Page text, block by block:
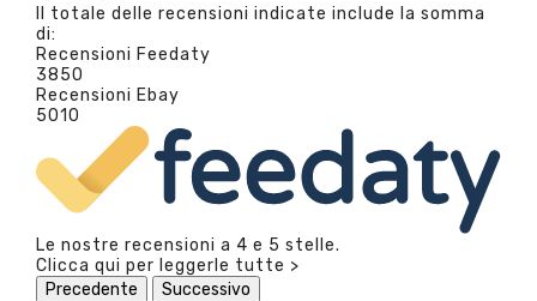
Il totale delle recensioni indicate include la somma
di:
Recensioni Feedaty
3850
Recensioni Ebay
5010
Le nostre recensioni a 4 e 5 stelle.
Clicca qui per leggerle tutte >
Precedente
Successivo